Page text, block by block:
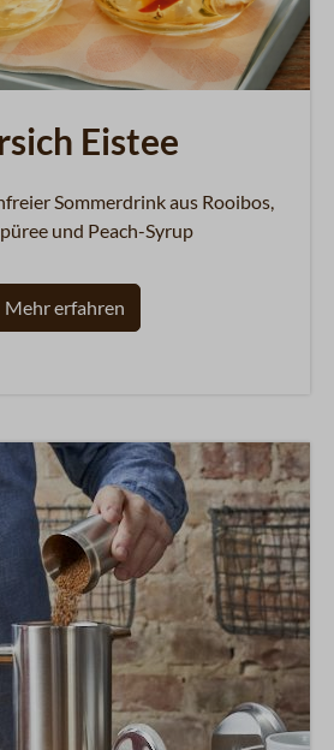
Eistee
Sommerdrink aus Rooibos,
und Peach-Syrup
Mehr erfahren